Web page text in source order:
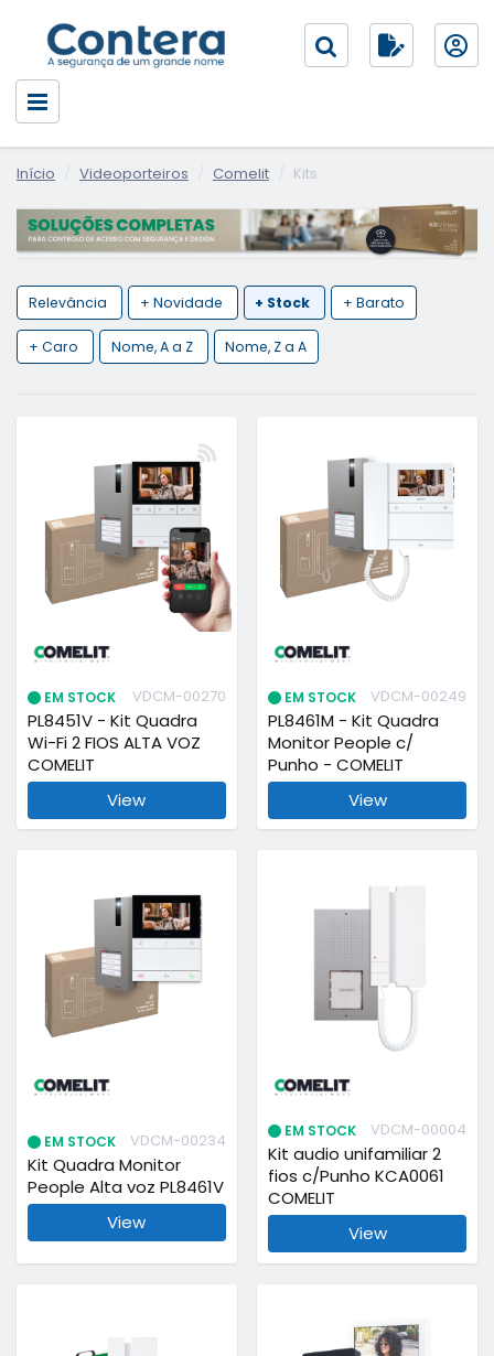
Início Videoporteiros Comelit Kits
Relevância + Novidade + Stock + Barato
+ Caro Nome, A a Z Nome, Z a A
EM STOCK VDCM-00270
PL8451V - Kit Quadra
Wi-Fi 2 FIOS ALTA VOZ
COMELIT
View
EM STOCK VDCM-00249
PL8461M - Kit Quadra
Monitor People c/
Punho - COMELIT
View
EM STOCK VDCM-00234
Kit Quadra Monitor
People Alta voz PL8461V
View
EM STOCK VDCM-00004
Kit audio unifamiliar 2
fios c/Punho KCA0061
COMELIT
View